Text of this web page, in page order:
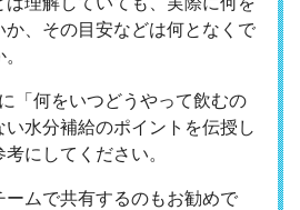
か、その目安などは何となくで
「何をいつどうやって飲むの
水分補給のポイントを伝授し
にしてください。
ームで共有するのもお勧めで